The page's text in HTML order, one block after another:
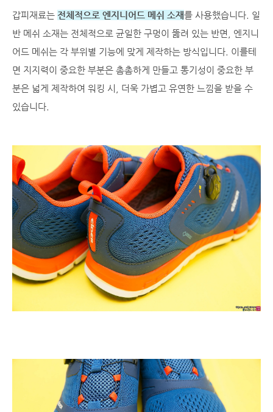
갑피재료는 전체적으로 엔지니어드 메쉬 소재를 사용했습니다. 일
반 메쉬 소재는 전체적으로 균일한 구멍이 뚫려 있는 반면, 엔지니
어드 메쉬는 각 부위별 기능에 맞게 제작하는 방식입니다. 이를테
면 지지력이 중요한 부분은 촘촘하게 만들고 통기성이 중요한 부
분은 넓게 제작하여 워킹 시, 더욱 가볍고 유연한 느낌을 받을 수
있습니다.